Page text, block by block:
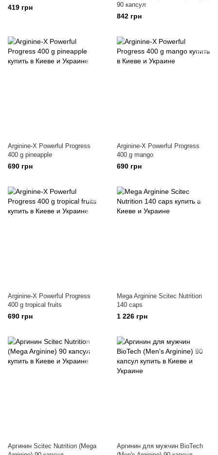
419 грн
90 капсул
842 грн
Arginine-X Powerful Progress
400 g pineapple
690 грн
Arginine-X Powerful Progress
400 g mango
690 грн
Arginine-X Powerful Progress
400 g tropical fruits
690 грн
Mega Arginine Scitec Nutrition
140 caps
1 226 грн
Аргинин Scitec Nutrition (Mega
Аргинин для мужчин BioTech